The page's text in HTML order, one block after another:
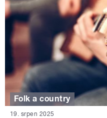
Folk a country
19. srpen 2025